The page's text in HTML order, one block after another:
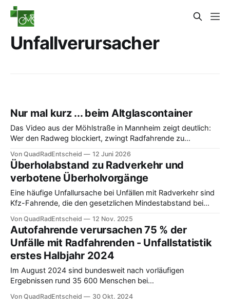
Unfallverursacher
Nur mal kurz ... beim Altglascontainer
Das Video aus der Möhlstraße in Mannheim zeigt deutlich:
Wer den Radweg blockiert, zwingt Radfahrende zu
Von QuadRadEntscheid 12 Juni 2026
Überholabstand zu Radverkehr und
verbotene Überholvorgänge
Eine häufige Unfallursache bei Unfällen mit Radverkehr sind
Kfz-Fahrende, die den gesetzlichen Mindestabstand bei
Verkehrszeichen 277.1 wäre eine wichtige Ergänzung.
Von QuadRadEntscheid 12 Nov. 2025
Autofahrende verursachen 75 % der
Unfälle mit Radfahrenden - Unfallstatistik
erstes Halbjahr 2024
Im August 2024 sind bundesweit nach vorläufigen
Ergebnissen rund 35 600 Menschen bei
Von QuadRadEntscheid 30 Okt. 2024